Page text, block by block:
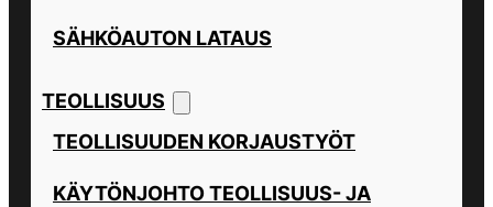
SÄHKÖAUTON LATAUS
TEOLLISUUS
TEOLLISUUDEN KORJAUSTYÖT
KÄYTÖNJOHTO TEOLLISUUS- JA